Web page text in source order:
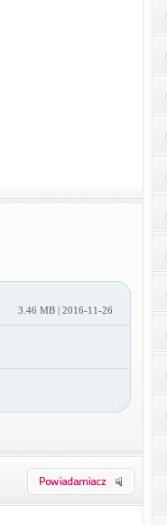
3.46 MB | 2016-11-26